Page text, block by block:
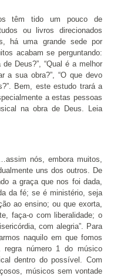
têm tido um pouco de
ou livros direcionados
há uma grande sede por
acabam se perguntando:
Deus?”, “Qual é a melhor
a sua obra?”, “O que devo
Bem, este estudo trará a
a estas pessoas
na obra de Deus. Leia
nós, embora muitos,
uns dos outros. De
a graça que nos foi dada,
da fé; se é ministério, seja
ao ensino; ou que exorta,
faça-o com liberalidade; o
com alegria”. Para
naquilo em que fomos
número 1 do músico
dentro do possível. Com
músicos sem vontade